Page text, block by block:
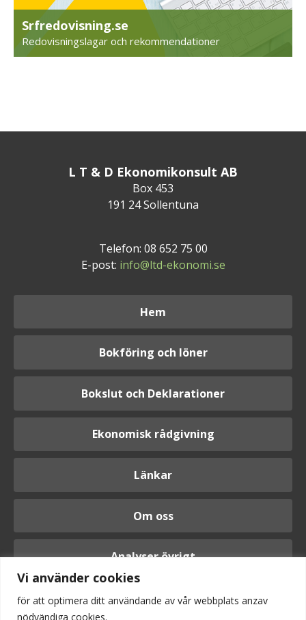
Vi använder cookies
för att optimera ditt användande av vår webbplats anzav
nödvändiga cookies.
Srfredovisning.se
Redovisningslagar och rekommendationer
L T & D Ekonomikonsult AB
Box 453
191 24 Sollentuna
Telefon: 08 652 75 00
E-post: info@ltd-ekonomi.se
Hem
Bokföring och löner
Bokslut och Deklarationer
Ekonomisk rådgivning
Länkar
Om oss
Analyser övrigt